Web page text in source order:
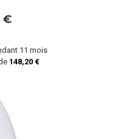
€
11 mois
148,20 €